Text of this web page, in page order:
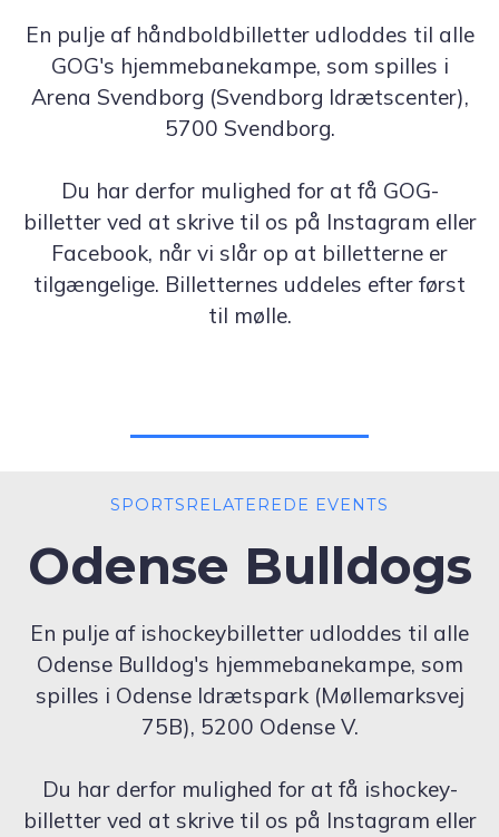
En pulje af håndboldbilletter udloddes til alle
GOG's hjemmebanekampe, som spilles i
Arena Svendborg (Svendborg Idrætscenter),
5700 Svendborg.
Du har derfor mulighed for at få GOG-
billetter ved at skrive til os på Instagram eller
Facebook, når vi slår op at billetterne er
tilgængelige. Billetternes uddeles efter først
til mølle.
SPORTSRELATEREDE EVENTS
Odense Bulldogs
En pulje af ishockeybilletter udloddes til alle
Odense Bulldog's hjemmebanekampe, som
spilles i Odense Idrætspark (Møllemarksvej
75B), 5200 Odense V.
Du har derfor mulighed for at få ishockey-
billetter ved at skrive til os på Instagram eller